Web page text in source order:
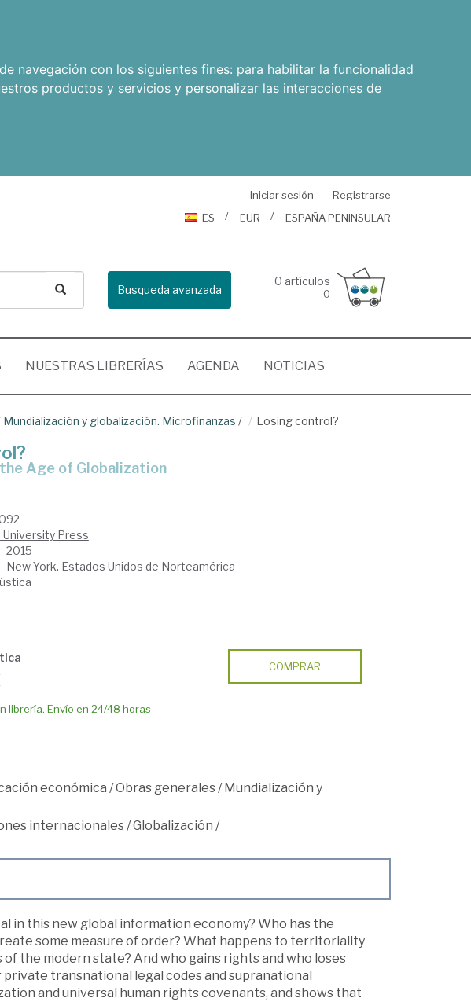
navegación con los siguientes fines: para habilitar la funcionalidad
productos y servicios y personalizar las interacciones de
Iniciar sesión
Registrarse
ES
EUR ESPAÑA PENINSULAR
Busqueda avanzada
0 artículos
0
NUESTRAS LIBRERÍAS AGENDA NOTICIAS
Mundialización y globalización. Microfinanzas / Losing control?
the Age of Globalization
University Press
2015
New York. Estados Unidos de Norteamérica
librería. Envío en 24/48 horas
COMPRAR
económica /Obras generales/Mundialización y
internacionales/Globalización /
in this new global information economy? Who has the
some measure of order? What happens to territoriality
the modern state? And who gains rights and who loses
transnational legal codes and supranational
and universal human rights covenants, and shows that